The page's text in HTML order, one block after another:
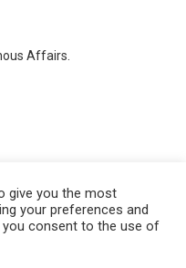
Affairs.
give you the most
your preferences and
you consent to the use of